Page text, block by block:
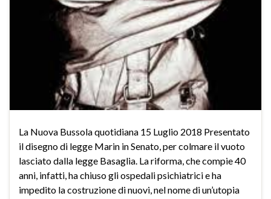
La Nuova Bussola quotidiana 15 Luglio 2018 Presentato
il disegno di legge Marin in Senato, per colmare il vuoto
lasciato dalla legge Basaglia. La riforma, che compie 40
anni, infatti, ha chiuso gli ospedali psichiatrici e ha
impedito la costruzione di nuovi, nel nome di un’utopia